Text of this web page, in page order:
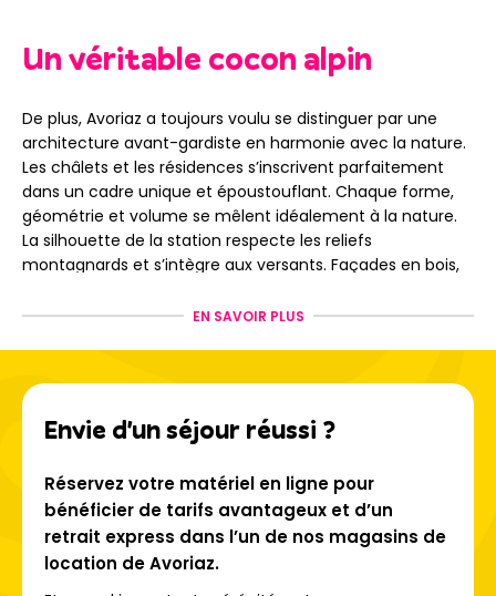
Un véritable cocon alpin
De plus, Avoriaz a toujours voulu se distinguer par une
architecture avant-gardiste en harmonie avec la nature.
Les châlets et les résidences s’inscrivent parfaitement
dans un cadre unique et époustouflant. Chaque forme,
géométrie et volume se mêlent idéalement à la nature.
La silhouette de la station respecte les reliefs
montagnards et s’intègre aux versants. Façades en bois,
plongés dans un univers typiquement savoyard !
Le domaine skiable des Portes
du Soleil
Avoriaz vous permet d’accéder à l’un des plus grands
domaines transfrontaliers au monde. Reliant La
France et la Suisse, vous pourrez dévaler de nombreux
versants et découvrir une grande diversité de pistes et de
EN SAVOIR PLUS
Envie d'un séjour réussi ?
Réservez votre matériel en ligne pour
bénéficier de tarifs avantageux et d’un
retrait express dans l’un de nos magasins de
location de Avoriaz.